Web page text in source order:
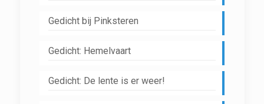
Gedicht bij Pinksteren
Gedicht: Hemelvaart
Gedicht: De lente is er weer!